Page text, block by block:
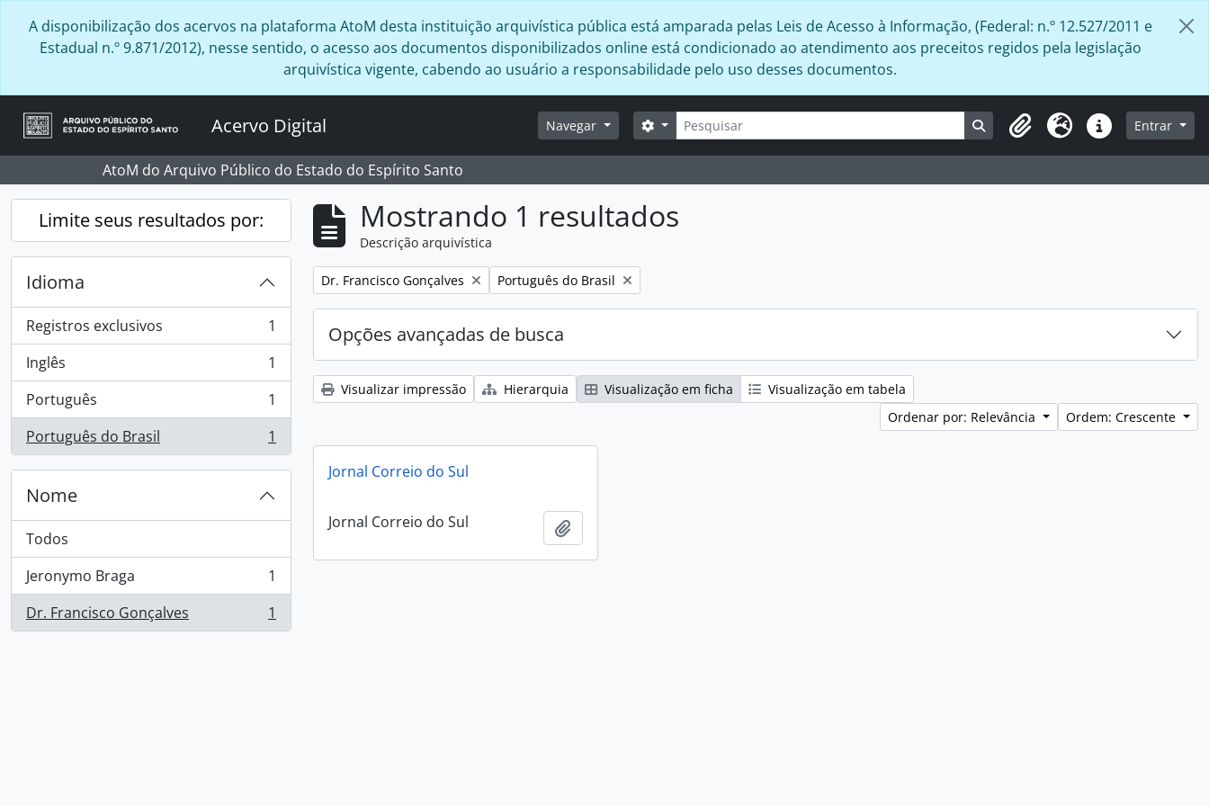
A disponibilização dos acervos na plataforma AtoM desta instituição arquivística pública está amparada pelas Leis de Acesso à Informação, (Federal: n.º 12.527/2011 e
Estadual n.º 9.871/2012), nesse sentido, o acesso aos documentos disponibilizados online está condicionado ao atendimento aos preceitos regidos pela legislação
arquivística vigente, cabendo ao usuário a responsabilidade pelo uso desses documentos.
Acervo Digital Navegar Buscar
Opções de busca Busque na página de navegação
Área de Transferência
Idioma Atalhos Entrar
AtoM do Arquivo Público do Estado do Espírito Santo
Limite seus resultados por:
Idioma
Registros exclusivos
, 1 resultados
1
Inglês
, 1 resultados
1
Português
, 1 resultados
1
Português do Brasil
, 1 resultados 1
Nome
Todos
Jeronymo Braga
, 1 resultados
1
Dr. Francisco Gonçalves
, 1 resultados 1
Mostrando 1 resultados
Descrição arquivística
Remover filtro:
Dr. Francisco Gonçalves Remover filtro:
Português do Brasil
Opções avançadas de busca
Visualizar impressão Hierarquia Visualização em ficha
Visualização em tabela
Ordenar por: Relevância
Ordem: Crescente
Jornal Correio do Sul
Jornal Correio do Sul